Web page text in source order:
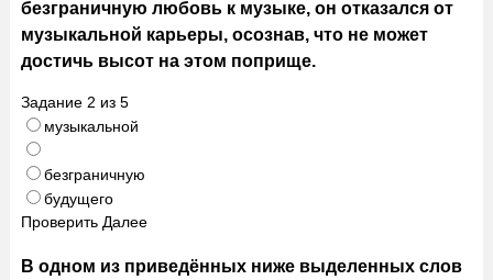
безграничную любовь к музыке, он отказался от
музыкальной карьеры, осознав, что не может
достичь высот на этом поприще.
Задание 2 из 5
музыкальной
безграничную
будущего
Проверить Далее
В одном из приведённых ниже выделенных слов